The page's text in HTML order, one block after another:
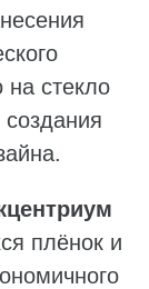
на стекло
плёнок и